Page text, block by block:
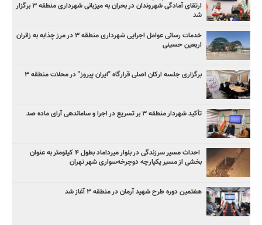
ارتقای آمادگی شهروندان در بحران به میزبانی شهرداری منطقه ۳ برگزار
شد
خدمات رسانی عوامل اجرایی شهرداری منطقه ۳ در مرز چذابه به زائران
اربعین حسینی
برگزاری جلسه ارکان اصلی قرارگاه "ایران پیروز" در محلات منطقه ۳
تأکید شهردار منطقه ۳ بر تسریع در اجرا و ساماندهی آرای ماده صد
‌ احداث مسیر سرزندگی در بلوار میرداماد بطول ۴ کیلومتر به عنوان
بخشی از مسیر یکپارچه دوچرخه‌سواری شهر تهران
هفتمین دوره طرح شهید آرمان در منطقه ۳ آغاز شد